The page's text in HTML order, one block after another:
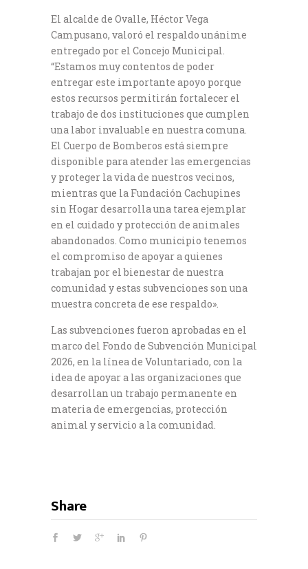
El alcalde de Ovalle, Héctor Vega
Campusano, valoró el respaldo unánime
entregado por el Concejo Municipal.
“Estamos muy contentos de poder
entregar este importante apoyo porque
estos recursos permitirán fortalecer el
trabajo de dos instituciones que cumplen
una labor invaluable en nuestra comuna.
El Cuerpo de Bomberos está siempre
disponible para atender las emergencias
y proteger la vida de nuestros vecinos,
mientras que la Fundación Cachupines
sin Hogar desarrolla una tarea ejemplar
en el cuidado y protección de animales
abandonados. Como municipio tenemos
el compromiso de apoyar a quienes
trabajan por el bienestar de nuestra
comunidad y estas subvenciones son una
muestra concreta de ese respaldo».
Las subvenciones fueron aprobadas en el
marco del Fondo de Subvención Municipal
2026, en la línea de Voluntariado, con la
idea de apoyar a las organizaciones que
desarrollan un trabajo permanente en
materia de emergencias, protección
animal y servicio a la comunidad.
Share